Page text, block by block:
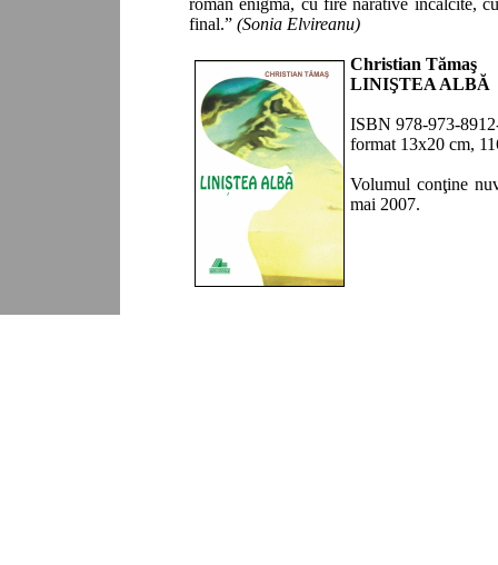
roman enigmă, cu fire narative încâlcite,
final.” (Sonia Elvireanu)
Christian Tămaş
LINIŞTEA ALBĂ
ISBN 978-973-
format 13x20 cm,
Volumul conţine
mai 2007.